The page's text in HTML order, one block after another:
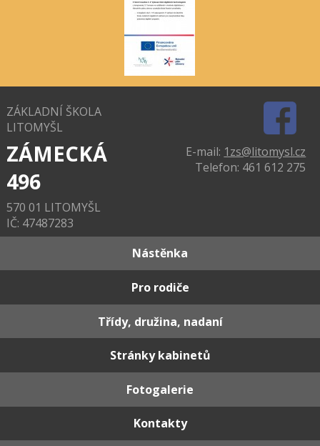
ZÁKLADNÍ ŠKOLA
LITOMYŠL
ZÁMECKÁ
496
570 01 LITOMYŠL
IČ: 47487283
E-mail: 1zs@litomysl.cz
Telefon: 461 612 275
Nástěnka
Pro rodiče
Třídy, družina, nadaní
Stránky kabinetů
Fotogalerie
Kontakty